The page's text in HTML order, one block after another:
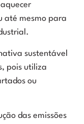
até mesmo para
sustentável
pois utiliza
ou
das emissões